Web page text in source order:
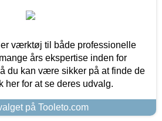
værktøj til både professionelle
års ekspertise inden for
du kan være sikker på at finde de
her for at se deres udvalg.
på Tooleto.com